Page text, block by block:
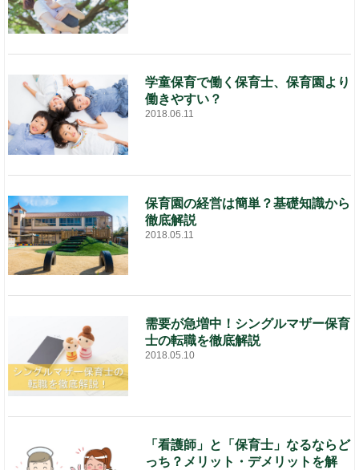
学童保育で働く保育士、保育園より
働きやすい？
2018.06.11
保育園の経営は簡単？基礎知識から
徹底解説
2018.05.11
需要が急増中！シングルマザー保育
士の転職を徹底解説
2018.05.10
「看護師」と「保育士」なるならど
っち？メリット・デメリットを解